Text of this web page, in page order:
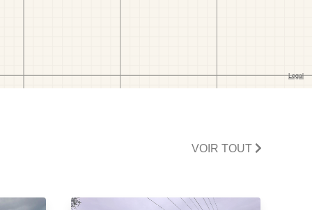
VOIR TOUT